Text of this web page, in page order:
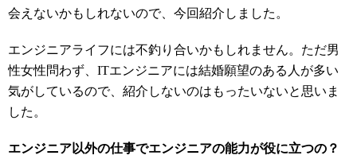
会えないかもしれないので、今回紹介しました。
エンジニアライフには不釣り合いかもしれません。ただ男
性女性問わず、ITエンジニアには結婚願望のある人が多い
気がしているので、紹介しないのはもったいないと思いま
した。
エンジニア以外の仕事でエンジニアの能力が役に立つの？